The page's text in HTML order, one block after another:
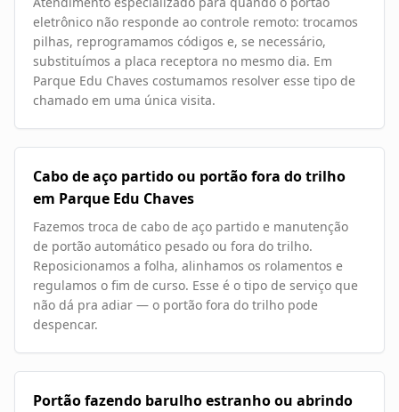
eletrônico não responde ao controle remoto: trocamos
pilhas, reprogramamos códigos e, se necessário,
substituímos a placa receptora no mesmo dia. Em
Parque Edu Chaves costumamos resolver esse tipo de
chamado em uma única visita.
Cabo de aço partido ou portão fora do trilho
em Parque Edu Chaves
Fazemos troca de cabo de aço partido e manutenção
de portão automático pesado ou fora do trilho.
Reposicionamos a folha, alinhamos os rolamentos e
regulamos o fim de curso. Esse é o tipo de serviço que
não dá pra adiar — o portão fora do trilho pode
despencar.
Portão fazendo barulho estranho ou abrindo